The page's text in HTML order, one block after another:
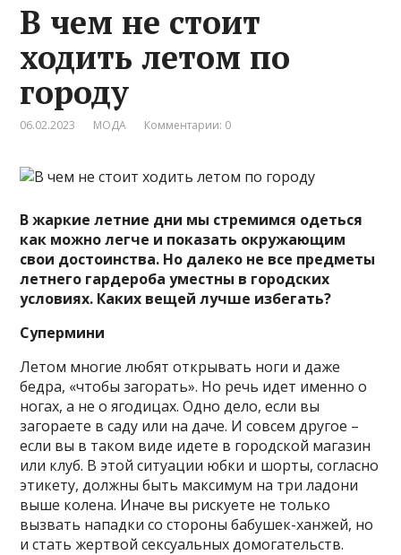
В чем не стоит
ходить летом по
городу
06.02.2023 МОДА Комментарии: 0
В жаркие летние дни мы стремимся одеться
как можно легче и показать окружающим
свои достоинства. Но далеко не все предметы
летнего гардероба уместны в городских
условиях. Каких вещей лучше избегать?
Супермини
Летом многие любят открывать ноги и даже
бедра, «чтобы загорать». Но речь идет именно о
ногах, а не о ягодицах. Одно дело, если вы
загораете в саду или на даче. И совсем другое –
если вы в таком виде идете в городской магазин
или клуб. В этой ситуации юбки и шорты, согласно
этикету, должны быть максимум на три ладони
выше колена. Иначе вы рискуете не только
вызвать нападки со стороны бабушек-ханжей, но
и стать жертвой сексуальных домогательств.